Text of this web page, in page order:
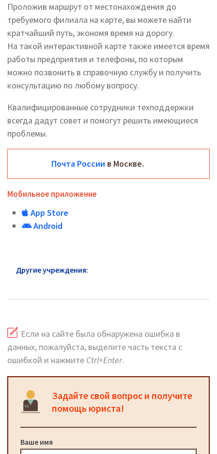
Проложив маршрут от местонахождения до
требуемого филиала на карте, вы можете найти
кратчайший путь, экономя время на дорогу.
На такой интерактивной карте также имеется время
работы предприятия и телефоны, по которым
можно позвонить в справочную службу и получить
консультацию по любому вопросу.
Квалифицированные сотрудники техподдержки
всегда дадут совет и помогут решить имеющиеся
проблемы.
Почта России в Москве.
Мобильное приложение
App Store
Android
Другие учреждения:
Если на сайте была обнаружена ошибка в
данных, пожалуйста, выделите часть текста с
ошибкой и нажмите Ctrl+Enter.
Задайте свой вопрос и получите
помощь юриста!
Ваше имя